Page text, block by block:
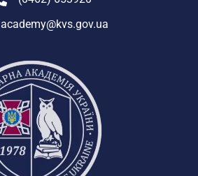
academy@kvs.gov.ua